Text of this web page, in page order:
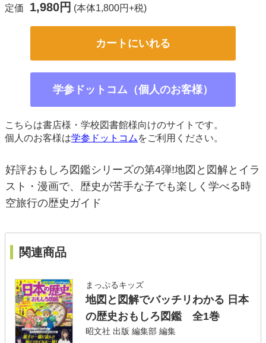
定価 1,980円 (本体1,800円+税)
カートにいれる
学参ドットコム（個人のお客様）
こちらは書店様・学校図書館様向けのサイトです。
個人のお客様は学参ドットコム をご利用ください。
好評おもしろ図鑑シリーズの第4弾!地図と図解とイラ
スト・漫画で、歴史が苦手な子でも楽しく学べる時
空旅行の歴史ガイド
関連商品
まっぷるキッズ
地図と図解でバッチリわかる 日本
の歴史おもしろ図鑑 全1巻
昭文社 出版 編集部 編集